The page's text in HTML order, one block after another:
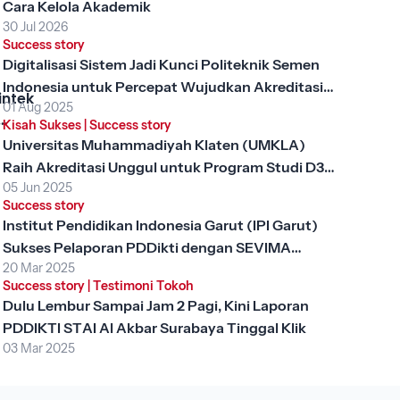
Cara Kelola Akademik
30 Jul 2026
Success story
Digitalisasi Sistem Jadi Kunci Politeknik Semen
Indonesia untuk Percepat Wujudkan Akreditasi
Unggul
01 Aug 2025
Kisah Sukses| Success story
Universitas Muhammadiyah Klaten (UMKLA)
Raih Akreditasi Unggul untuk Program Studi D3
Keperawatan dengan SEVIMA Platform
05 Jun 2025
Success story
Institut Pendidikan Indonesia Garut (IPI Garut)
Sukses Pelaporan PDDikti dengan SEVIMA
Platform
20 Mar 2025
Success story| Testimoni Tokoh
Dulu Lembur Sampai Jam 2 Pagi, Kini Laporan
PDDIKTI STAI Al Akbar Surabaya Tinggal Klik
03 Mar 2025